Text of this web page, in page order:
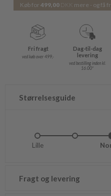
Køb for499,00 DKK mere - og få
Fri fragt
ved køb over 499,-
Dag-til-dag
levering
ved bestilling inden kl.
16.00*
Størrelsesguide
Lille
Fragt og levering